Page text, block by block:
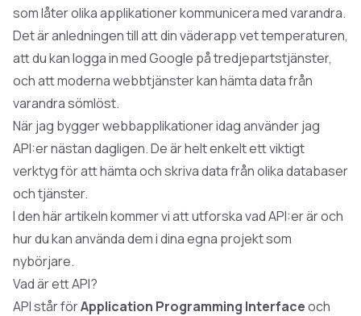
som låter olika applikationer kommunicera med varandra.
Det är anledningen till att din väderapp vet temperaturen,
att du kan logga in med Google på tredjepartstjänster,
och att moderna webbtjänster kan hämta data från
varandra sömlöst.
När jag byggerwebbapplikationeridag använder jag
API:er nästan dagligen. De är helt enkelt ett viktigt
verktyg för att hämta och skriva data från olika databaser
och tjänster.
I den här artikeln kommer vi att utforska vad API:er är och
hur du kan använda dem i dina egna projekt som
nybörjare.
Vad är ett API?
API står förApplication Programming Interfaceoch